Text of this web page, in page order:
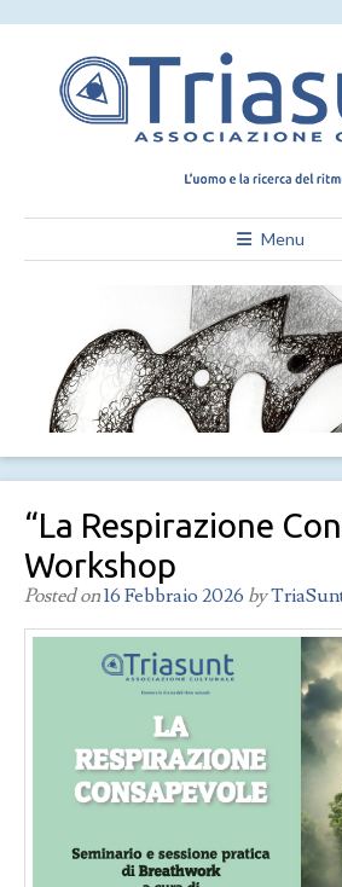
Menu
“La Respirazione
Workshop
Posted on16 Febbraio 2026 by